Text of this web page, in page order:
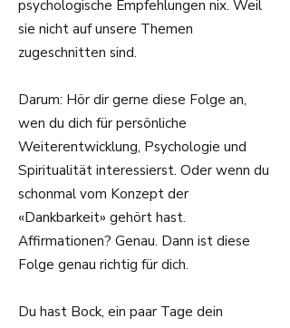
psychologische Empfehlungen nix. Weil
sie nicht auf unsere Themen
zugeschnitten sind.
Darum: Hör dir gerne diese Folge an,
wen du dich für persönliche
Weiterentwicklung, Psychologie und
Spiritualität interessierst. Oder wenn du
schonmal vom Konzept der
«Dankbarkeit» gehört hast.
Affirmationen? Genau. Dann ist diese
Folge genau richtig für dich.
Du hast Bock, ein paar Tage dein